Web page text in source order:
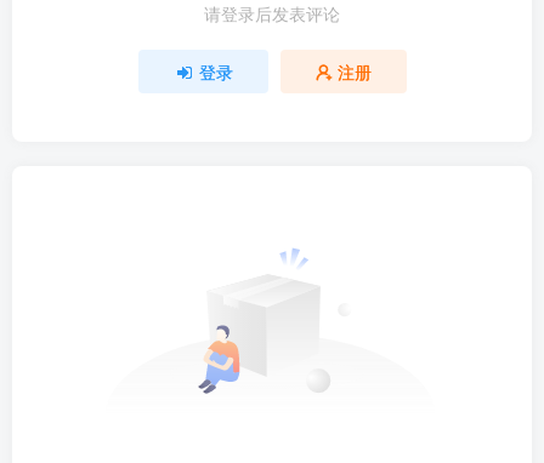
请登录后发表评论
登录 注册